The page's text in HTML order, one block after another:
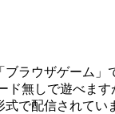
ブラウザゲーム」
ド無しで遊べます
で配信されてい